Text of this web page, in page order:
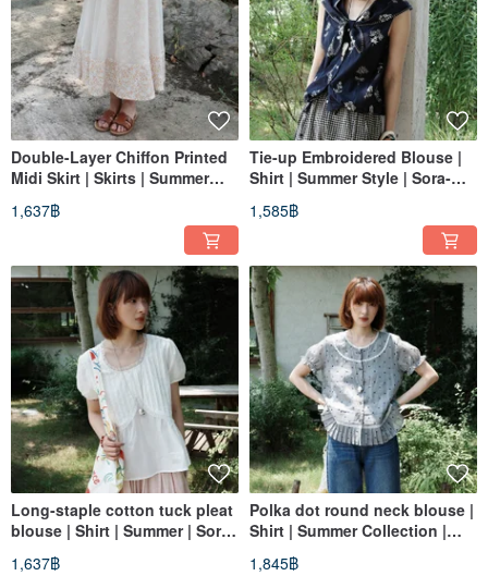
Double-Layer Chiffon Printed
Midi Skirt | Skirts | Summer
Collection | Sora-2171
1,637฿
Tie-up Embroidered Blouse |
Shirt | Summer Style | Sora-
1,585฿
Long-staple cotton tuck pleat
blouse | Shirt | Summer | Sora-
1,637฿
Polka dot round neck blouse |
Shirt | Summer Collection |
Sora-2168
1,845฿